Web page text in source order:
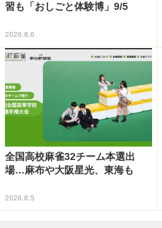
習も「おしごと体験博」9/5
2026.8.6
全国高校麻雀32チーム本選出
場…麻布や大阪星光、東海も
2026.8.5